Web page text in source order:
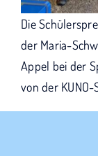
Die
der Maria-
Appel bei der
von der